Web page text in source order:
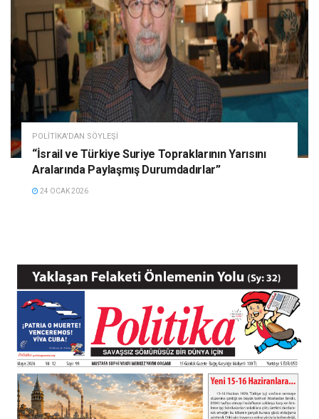
POLITIKA'DAN SÖYLEŞI
“İsrail ve Türkiye Suriye Topraklarının Yarısını
Aralarında Paylaşmış Durumdadırlar”
24 OCAK 2026